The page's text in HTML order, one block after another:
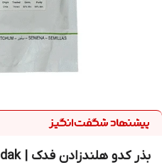
بذر کدو هلندزادن فدک | Hollandzaden Fadak